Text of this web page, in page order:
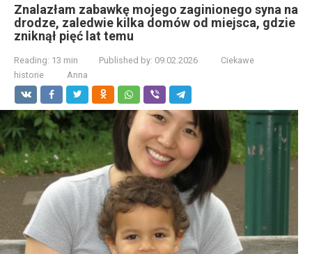
Znalazłam zabawkę mojego zaginionego syna na
drodze, zaledwie kilka domów od miejsca, gdzie
zniknął pięć lat temu
Reading: 13 min Published by: 09.02.2026
Ciekawe
historie
Anna